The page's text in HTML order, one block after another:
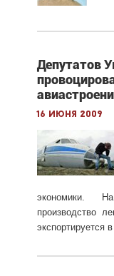
Депутатов
16 июня 2009
экономики.
производство
экспортируется